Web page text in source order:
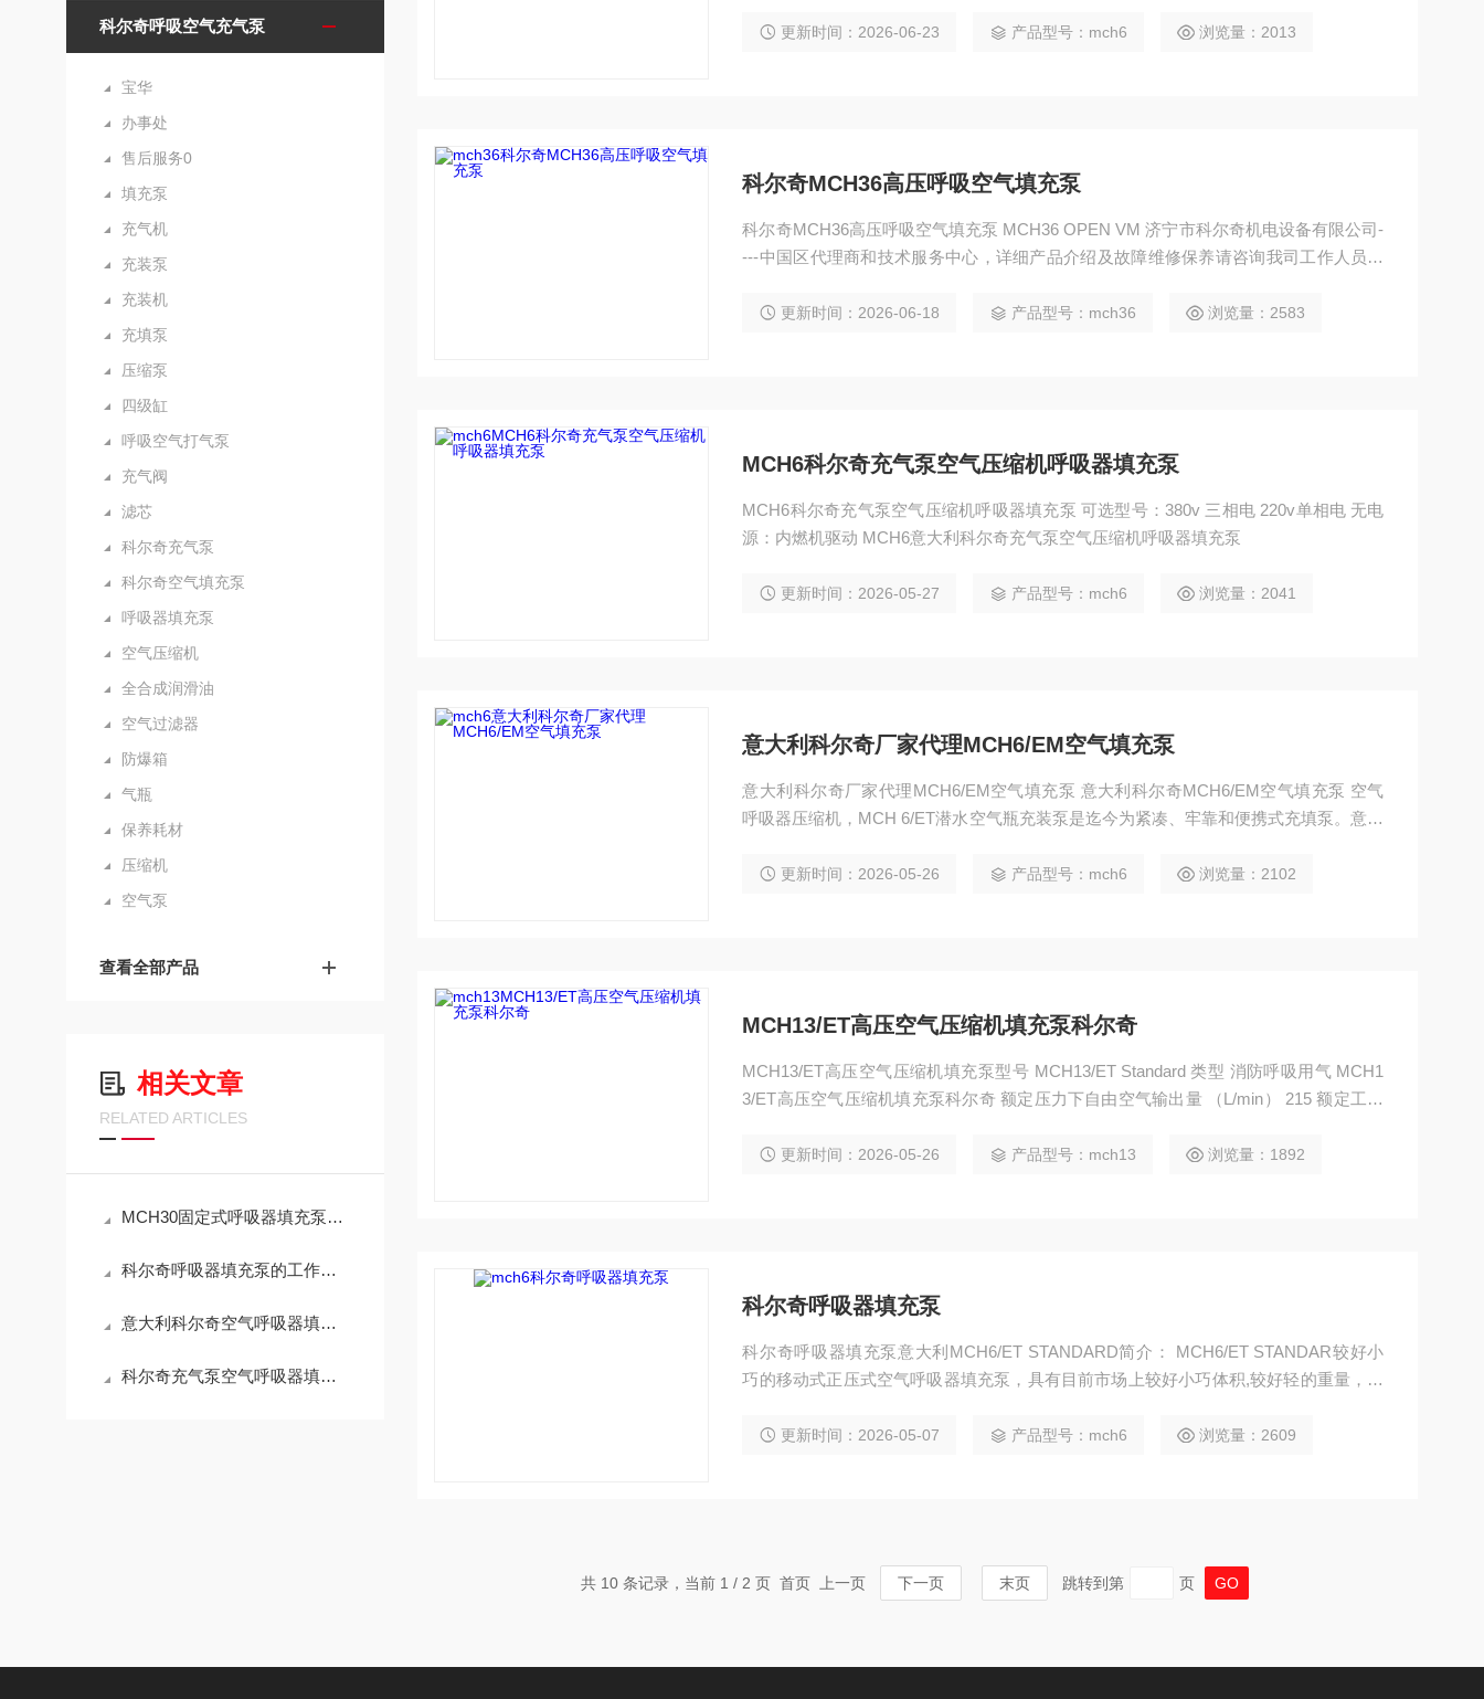
科尔奇呼吸空气充气泵
宝华
办事处
售后服务0
填充泵
充气机
充装泵
充装机
充填泵
压缩泵
四级缸
呼吸空气打气泵
充气阀
滤芯
科尔奇充气泵
科尔奇空气填充泵
呼吸器填充泵
空气压缩机
全合成润滑油
空气过滤器
防爆箱
气瓶
保养耗材
压缩机
空气泵
查看全部产品
相关文章
RELATED ARTICLES
MCH30固定式呼吸器填充泵维修技巧
科尔奇呼吸器填充泵的工作原理和性能特点介绍
意大利科尔奇空气呼吸器填充泵安全阀
科尔奇充气泵空气呼吸器填充泵安全阀
间要求较高的领域（如潜水、射击、游艇、轮船、消防车）的理想选择，潜水空气瓶充
更新时间：2026-06-23 产品型号：mch6 浏览量：2013
科尔奇MCH36高压呼吸空气填充泵
科尔奇MCH36高压呼吸空气填充泵 MCH36 OPEN VM 济宁市科尔奇机电设备有限公司-
---中国区代理商和技术服务中心，详细产品介绍及故障维修保养请咨询我司工作人员，
更新时间：2026-06-18 产品型号：mch36 浏览量：2583
MCH6科尔奇充气泵空气压缩机呼吸器填充泵
MCH6科尔奇充气泵空气压缩机呼吸器填充泵 可选型号：380v 三相电 220v单相电 无电
源：内燃机驱动 MCH6意大利科尔奇充气泵空气压缩机呼吸器填充泵
更新时间：2026-05-27 产品型号：mch6 浏览量：2041
意大利科尔奇厂家代理MCH6/EM空气填充泵
意大利科尔奇厂家代理MCH6/EM空气填充泵 意大利科尔奇MCH6/EM空气填充泵 空气
呼吸器压缩机，MCH 6/ET潜水空气瓶充装泵是迄今为紧凑、牢靠和便携式充填泵。意大
空气填充泵 打压泵 高压泵
更新时间：2026-05-26 产品型号：mch6 浏览量：2102
MCH13/ET高压空气压缩机填充泵科尔奇
MCH13/ET高压空气压缩机填充泵型号 MCH13/ET Standard 类型 消防呼吸用气 MCH1
3/ET高压空气压缩机填充泵科尔奇 额定压力下自由空气输出量 （L/min） 215 额定工作
更新时间：2026-05-26 产品型号：mch13 浏览量：1892
科尔奇呼吸器填充泵
科尔奇呼吸器填充泵意大利MCH6/ET STANDARD简介： MCH6/ET STANDAR较好小
巧的移动式正压式空气呼吸器填充泵，具有目前市场上较好小巧体积,较好轻的重量，可
活性碳分子筛过重过滤器,产出的呼吸空气纯净无异味,符合欧盟EN12021标准.
更新时间：2026-05-07 产品型号：mch6 浏览量：2609
共 10 条记录，当前 1 / 2 页 首页 上一页 下一页 末页 跳转到第 页